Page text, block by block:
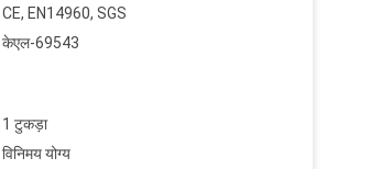
CE, EN14960, SGS
केएल-69543
1 टुकड़ा
विनिमय योग्य